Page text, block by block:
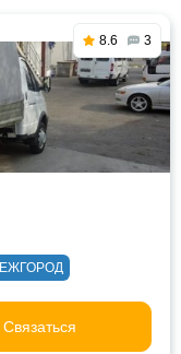
8.6 3
Связаться